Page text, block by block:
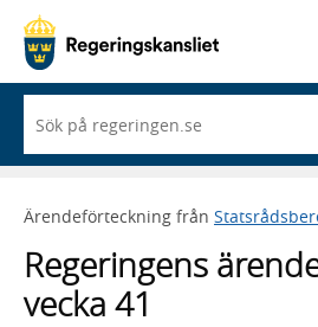
du
börjar
skriva
framträder
lista
med
sökförslag
Ärendeförteckning från
Regeringens
vecka 41